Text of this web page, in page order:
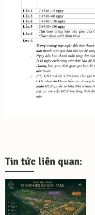
Tin tức liên quan: